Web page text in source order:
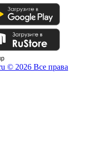
© 2026 Все права